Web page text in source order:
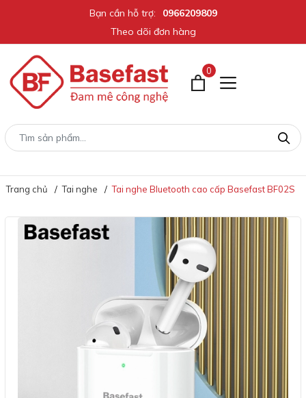
Bạn cần hỗ trợ:
0966209809
Theo dõi đơn hàng
0
Trang chủ Tai nghe Tai nghe Bluetooth cao cấp Basefast BF02S